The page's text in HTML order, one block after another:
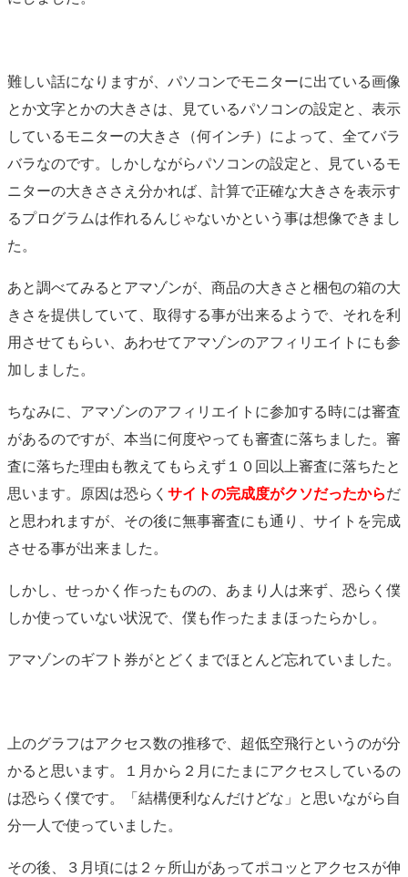
難しい話になりますが、パソコンでモニターに出ている画像
とか文字とかの大きさは、見ているパソコンの設定と、表示
しているモニターの大きさ（何インチ）によって、全てバラ
バラなのです。しかしながらパソコンの設定と、見ているモ
ニターの大きささえ分かれば、計算で正確な大きさを表示す
るプログラムは作れるんじゃないかという事は想像できまし
た。
あと調べてみるとアマゾンが、商品の大きさと梱包の箱の大
きさを提供していて、取得する事が出来るようで、それを利
用させてもらい、あわせてアマゾンのアフィリエイトにも参
加しました。
ちなみに、アマゾンのアフィリエイトに参加する時には審査
があるのですが、本当に何度やっても審査に落ちました。審
査に落ちた理由も教えてもらえず１０回以上審査に落ちたと
思います。原因は恐らく サイトの完成度がクソだったからだ
と思われますが、その後に無事審査にも通り、サイトを完成
させる事が出来ました。
しかし、せっかく作ったものの、あまり人は来ず、恐らく僕
しか使っていない状況で、僕も作ったままほったらかし。
アマゾンのギフト券がとどくまでほとんど忘れていました。
上のグラフはアクセス数の推移で、超低空飛行というのが分
かると思います。１月から２月にたまにアクセスしているの
は恐らく僕です。「結構便利なんだけどな」と思いながら自
分一人で使っていました。
その後、３月頃には２ヶ所山があってポコッとアクセスが伸